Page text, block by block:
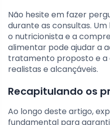
Não hesite em fazer
durante as consultas.
o nutricionista e a
alimentar pode ajudar a
tratamento proposto e
realistas e alcançáveis.
Recapitulando os
Ao longo deste artigo,
fundamental para